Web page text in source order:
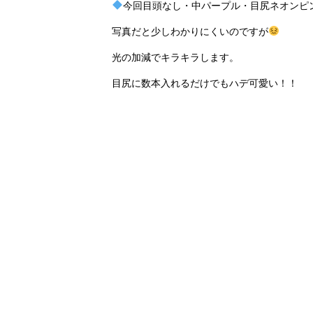
今回目頭なし・中パープル・目尻ネオンピ
写真だと少しわかりにくいのですが
光の加減でキラキラします。
目尻に数本入れるだけでもハデ可愛い！！